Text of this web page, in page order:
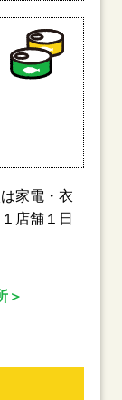
家電・衣
店舗１日
＞